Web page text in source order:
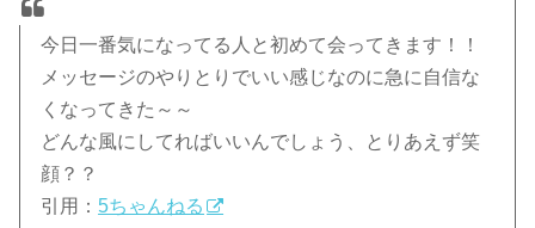
今日一番気になってる人と初めて会ってきます！！
メッセージのやりとりでいい感じなのに急に自信な
くなってきた～～
どんな風にしてればいいんでしょう、とりあえず笑
顔？？
引用： 5ちゃんねる